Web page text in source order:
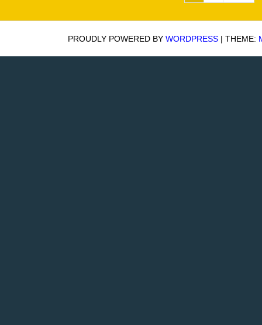
PROUDLY POWERED BY WORDPRESS | THEME: